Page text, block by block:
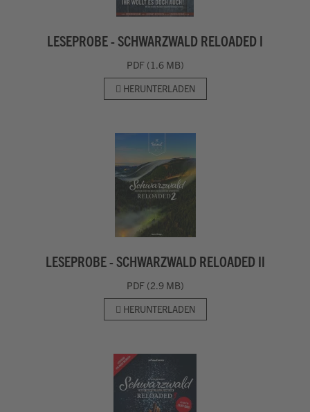
LESEPROBE - SCHWARZWALD RELOADED I
PDF (1.6 MB)
HERUNTERLADEN
LESEPROBE - SCHWARZWALD RELOADED II
PDF (2.9 MB)
HERUNTERLADEN